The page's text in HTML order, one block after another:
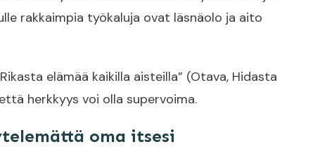
rakkaimpia työkaluja ovat läsnäolo ja aito
elämää kaikilla aisteilla” (Otava, Hidasta
herkkyys voi olla supervoima.
oma itsesi